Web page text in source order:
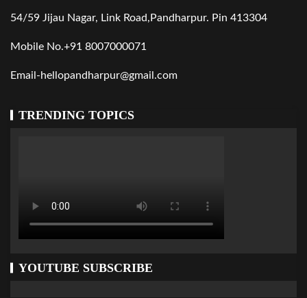
54/59 Jijau Nagar, Link Road,Pandharpur. Pin 413304
Mobile No.+91 8007000071
Email-hellopandharpur@gmail.com
TRENDING TOPICS
YOUTUBE SUBSCRIBE